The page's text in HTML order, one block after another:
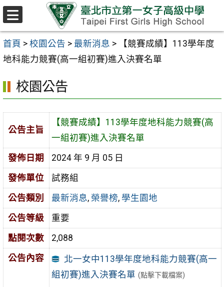
跳至主要內容區
首頁 > 校園公告 > 最新消息 >
【競賽成績】113學年度
地科能力競賽(高一組初賽)進入決賽名單
校園公告
公告主旨
【競賽成績】113學年度地科能力競賽(高
一組初賽)進入決賽名單
發佈日期
2024 年 9 月 05 日
發佈單位
試務組
公告類別
最新消息, 榮譽榜, 學生園地
公告等級
重要
點閱次數
2,088
公告內容
北一女中113學年度地科能力競賽(高一
組初賽)進入決賽名單 (點擊下載檔案)
選
單